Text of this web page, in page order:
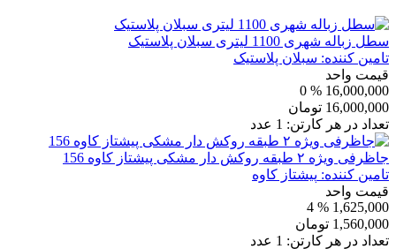
سطل زباله شهری 1100 لیتری سبلان پلاستیک
تامین کننده: سبلان پلاستیک
قیمت واحد
16,000,000
% 0
16,000,000 تومان
تعداد در هر کارتن: 1 عدد
جاظرفی ویژه ۲ طبقه روکش دار مشکی پیشتاز کاوه 156
تامین کننده: پیشتاز کاوه
قیمت واحد
1,625,000
% 4
1,560,000 تومان
تعداد در هر کارتن: 1 عدد